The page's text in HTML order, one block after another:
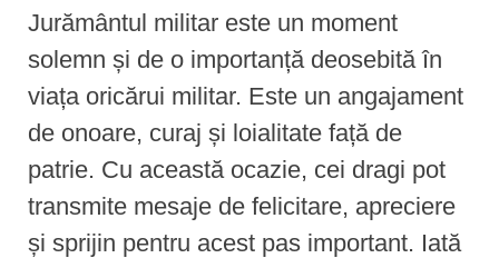
Jurământul militar este un moment
solemn și de o importanță deosebită în
viața oricărui militar. Este un angajament
de onoare, curaj și loialitate față de
patrie. Cu această ocazie, cei dragi pot
transmite mesaje de felicitare, apreciere
și sprijin pentru acest pas important. Iată